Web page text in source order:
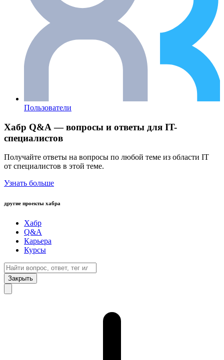
Пользователи
Хабр Q&A — вопросы и ответы для IT-
специалистов
Получайте ответы на вопросы по любой теме из области IT
от специалистов в этой теме.
Узнать больше
другие проекты хабра
Хабр
Q&A
Карьера
Курсы
Закрыть